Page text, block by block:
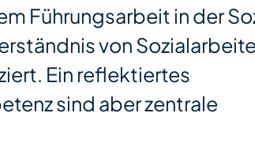
Führungsarbeit in der
von
Ein reflektiertes
sind aber zentrale